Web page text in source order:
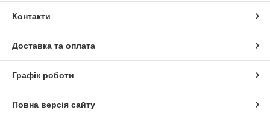
Контакти
Доставка та оплата
Графік роботи
Повна версія сайту